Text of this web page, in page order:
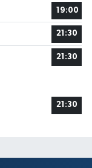
19:00
21:30
21:30
21:30